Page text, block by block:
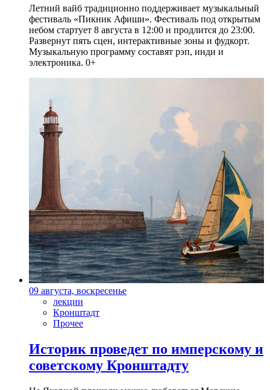
Летний вайб традиционно поддерживает музыкальный
фестиваль «Пикник Афиши». Фестиваль под открытым
небом стартует 8 августа в 12:00 и продлится до 23:00.
Развернут пять сцен, интерактивные зоны и фудкорт.
Музыкальную программу составят рэп, инди и
электроника. 0+
09 августа, воскресенье
лекции
Кронштадт
Прочее
Историк проведет по имперскому и
советскому Кронштадту